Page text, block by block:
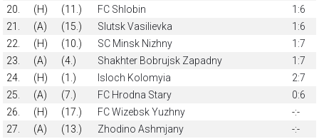
20.
(H) (11.) FC Shlobin
1:6
21.
(A) (15.) Slutsk Vasilievka
1:6
22.
(H) (10.) SC Minsk Nizhny
1:7
23.
(A) (4.) Shakhter Bobrujsk Zapadny
1:7
24.
(H) (1.) Isloch Kolomyia
2:7
25.
(A) (7.) FC Hrodna Stary
0:6
26.
(H) (17.) FC Wizebsk Yuzhny
-:-
27.
(A) (13.) Zhodino Ashmjany
-:-